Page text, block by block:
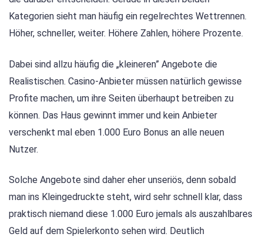
Kategorien sieht man häufig ein regelrechtes Wettrennen.
Höher, schneller, weiter. Höhere Zahlen, höhere Prozente.
Dabei sind allzu häufig die „kleineren” Angebote die
Realistischen. Casino-Anbieter müssen natürlich gewisse
Profite machen, um ihre Seiten überhaupt betreiben zu
können. Das Haus gewinnt immer und kein Anbieter
verschenkt mal eben 1.000 Euro Bonus an alle neuen
Nutzer.
Solche Angebote sind daher eher unseriös, denn sobald
man ins Kleingedruckte steht, wird sehr schnell klar, dass
praktisch niemand diese 1.000 Euro jemals als auszahlbares
Geld auf dem Spielerkonto sehen wird. Deutlich